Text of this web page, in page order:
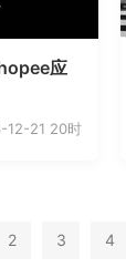
应
12-21 20时
2 3 4